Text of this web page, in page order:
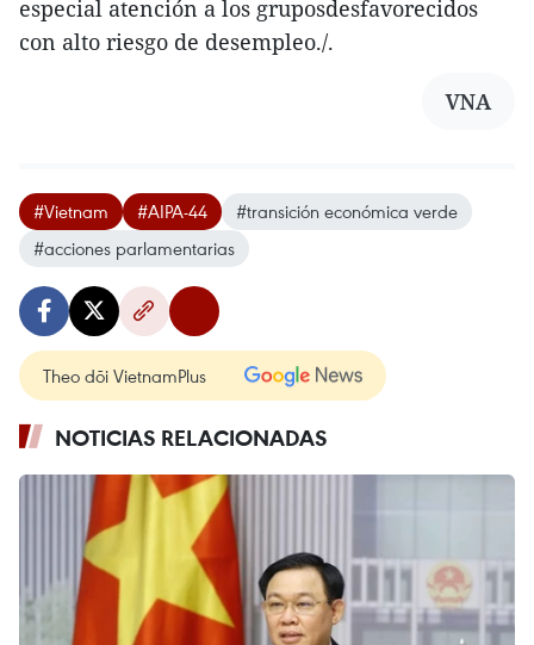
especial atención a los gruposdesfavorecidos
con alto riesgo de desempleo./.
VNA
#Vietnam #AIPA-44
#transición económica verde
#acciones parlamentarias
Theo dõi VietnamPlus
NOTICIAS RELACIONADAS